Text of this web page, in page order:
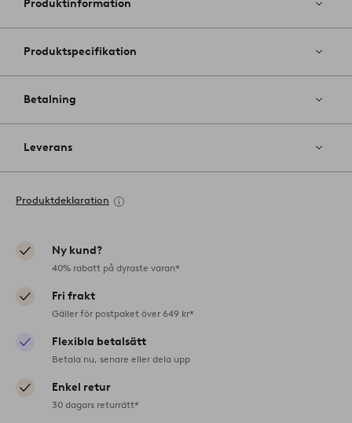
favoriter
Produktinformation
Produktspecifikation
Betalning
Leverans
Produktdeklaration
Ny kund?
40% rabatt på dyraste varan*
Fri frakt
Gäller för postpaket över 649 kr*
Flexibla betalsätt
Betala nu, senare eller dela upp
Enkel retur
30 dagars returrätt*